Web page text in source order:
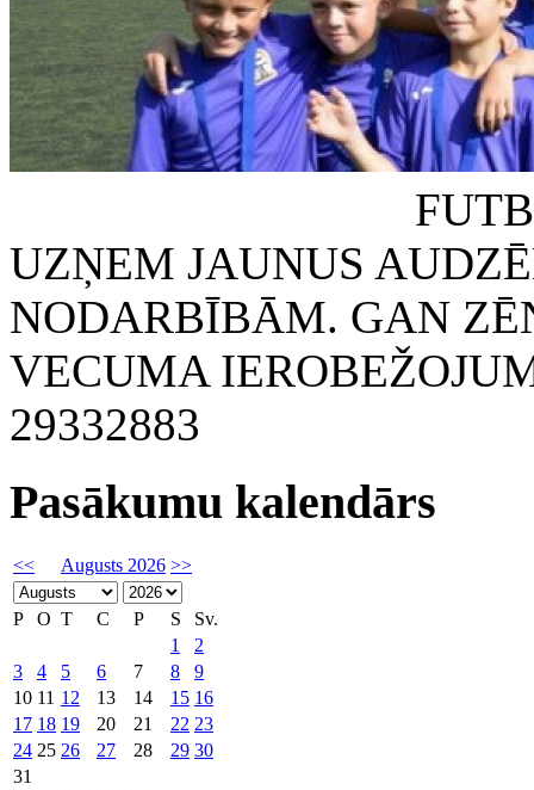
FUTBOLA
UZŅEM JAUNUS
NODARBĪBĀM. GAN
VECUMA
29332883
Pasākumu kalendārs
<< Augusts 2026 >>
P O T C P S
Sv.
1
2
3
4 5 6 7 8
9
10 11 12 13 14 15 16
17 18 19 20 21 22 23
24 25 26 27 28 29 30
31